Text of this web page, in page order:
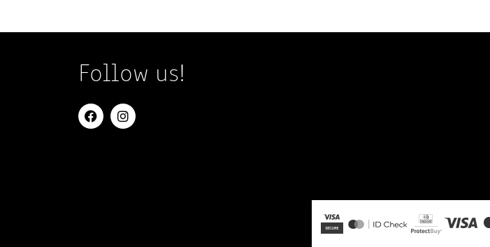
Follow us!